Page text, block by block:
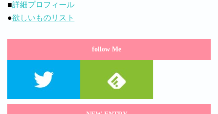
■詳細プロフィール
●欲しいものリスト
follow Me